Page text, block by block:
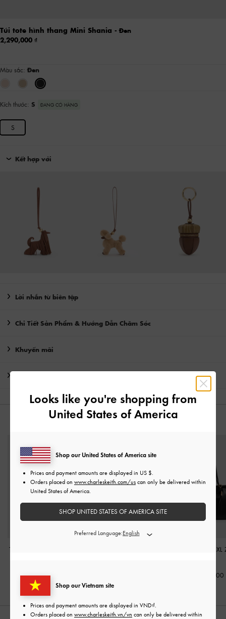
Túi tote hình thang Mini Shania - Đen
2,290,000
Màu sắc: Đen
Kích thước: S ĐANG CÓ HÀNG
S
Kết hợp với
Lời nhắn từ biên tập
Chi Tiết Sản Phẩm & Hướng Dẫn Chăm Sóc
Khuyến mãi
CÓ THỂ BẠN SẼ THÍCH
Túi tote tua rua Mini Zephyr
2,450,000
Túi tote tua rua
3,150,000
Looks like you're shopping from
United States of America
Shop our Vietnam site
Prices and payment amounts are displayed in VND .
Orders placed on www.charleskeith.vn/vn can only be delivered within
Shop our United States of America site
Prices and payment amounts are displayed in US $
Orders placed on www.charleskeith.com/us can only be delivered within
United States of America.
SHOP UNITED STATES OF AMERICA SITE
Preferred Language: